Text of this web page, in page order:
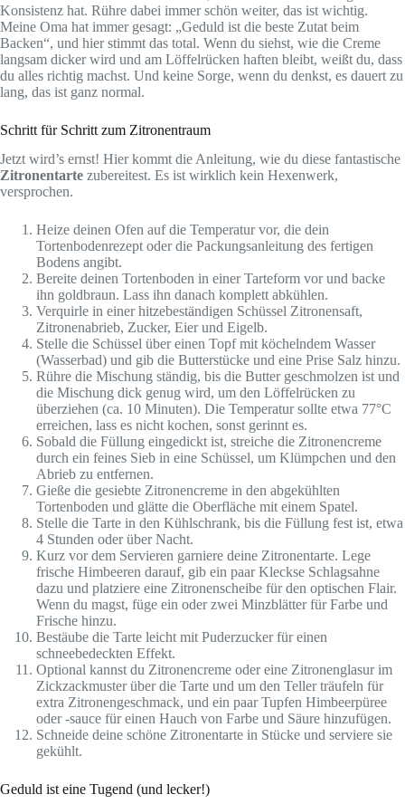
Konsistenz hat. Rühre dabei immer schön weiter, das ist wichtig.
Meine Oma hat immer gesagt: „Geduld ist die beste Zutat beim
Backen“, und hier stimmt das total. Wenn du siehst, wie die Creme
langsam dicker wird und am Löffelrücken haften bleibt, weißt du, dass
du alles richtig machst. Und keine Sorge, wenn du denkst, es dauert zu
lang, das ist ganz normal.
Schritt für Schritt zum Zitronentraum
Jetzt wird’s ernst! Hier kommt die Anleitung, wie du diese fantastische
Zitronentarte zubereitest. Es ist wirklich kein Hexenwerk,
versprochen.
Heize deinen Ofen auf die Temperatur vor, die dein
Tortenbodenrezept oder die Packungsanleitung des fertigen
Bodens angibt.
Bereite deinen Tortenboden in einer Tarteform vor und backe
ihn goldbraun. Lass ihn danach komplett abkühlen.
Verquirle in einer hitzebeständigen Schüssel Zitronensaft,
Zitronenabrieb, Zucker, Eier und Eigelb.
Stelle die Schüssel über einen Topf mit köchelndem Wasser
(Wasserbad) und gib die Butterstücke und eine Prise Salz hinzu.
Rühre die Mischung ständig, bis die Butter geschmolzen ist und
die Mischung dick genug wird, um den Löffelrücken zu
überziehen (ca. 10 Minuten). Die Temperatur sollte etwa 77°C
erreichen, lass es nicht kochen, sonst gerinnt es.
Sobald die Füllung eingedickt ist, streiche die Zitronencreme
durch ein feines Sieb in eine Schüssel, um Klümpchen und den
Abrieb zu entfernen.
Gieße die gesiebte Zitronencreme in den abgekühlten
Tortenboden und glätte die Oberfläche mit einem Spatel.
Stelle die Tarte in den Kühlschrank, bis die Füllung fest ist, etwa
4 Stunden oder über Nacht.
Kurz vor dem Servieren garniere deine Zitronentarte. Lege
frische Himbeeren darauf, gib ein paar Kleckse Schlagsahne
dazu und platziere eine Zitronenscheibe für den optischen Flair.
Wenn du magst, füge ein oder zwei Minzblätter für Farbe und
Frische hinzu.
Bestäube die Tarte leicht mit Puderzucker für einen
schneebedeckten Effekt.
Optional kannst du Zitronencreme oder eine Zitronenglasur im
Zickzackmuster über die Tarte und um den Teller träufeln für
extra Zitronengeschmack, und ein paar Tupfen Himbeerpüree
oder -sauce für einen Hauch von Farbe und Säure hinzufügen.
Schneide deine schöne Zitronentarte in Stücke und serviere sie
gekühlt.
Geduld ist eine Tugend (und lecker!)